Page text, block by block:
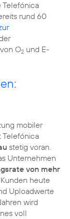
Telefónica
rund 60
O2 und E-
mobiler
Telefónica
stetig voran.
Unternehmen
von mehr
heute
Uploadwerte
wird
voll